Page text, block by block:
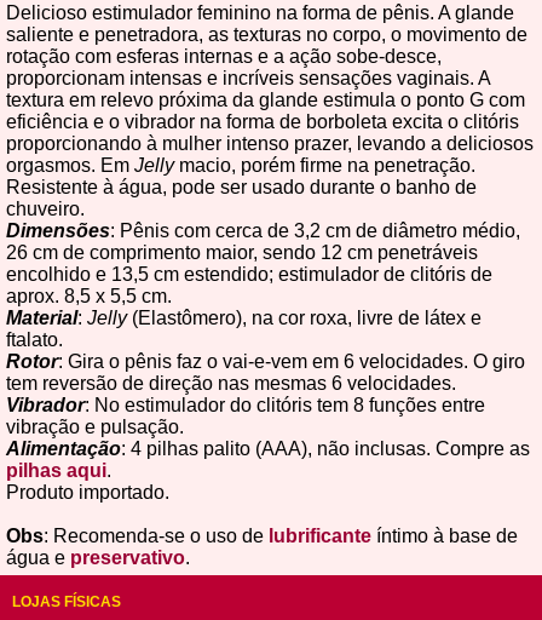
Delicioso estimulador feminino na forma de pênis. A glande
saliente e penetradora, as texturas no corpo, o movimento de
rotação com esferas internas e a ação sobe-desce,
proporcionam intensas e incríveis sensações vaginais. A
textura em relevo próxima da glande estimula o ponto G com
eficiência e o vibrador na forma de borboleta excita o clitóris
proporcionando à mulher intenso prazer, levando a deliciosos
orgasmos. Em Jellymacio, porém firme na penetração.
Resistente à água, pode ser usado durante o banho de
chuveiro.
Dimensões: Pênis com cerca de 3,2 cm de diâmetro médio,
26 cm de comprimento maior, sendo 12 cm penetráveis
encolhido e 13,5 cm estendido; estimulador de clitóris de
aprox. 8,5 x 5,5 cm.
Material: Jelly(Elastômero), na cor roxa, livre de látex e
ftalato.
Rotor: Gira o pênis faz o vai-e-vem em 6 velocidades. O giro
tem reversão de direção nas mesmas 6 velocidades.
Vibrador: No estimulador do clitóris tem 8 funções entre
vibração e pulsação.
Alimentação: 4 pilhas palito (AAA), não inclusas. Compre as
pilhas aqui.
Produto importado.
Obs: Recomenda-se o uso de lubrificante íntimo à base de
água e preservativo.
LOJAS FÍSICAS